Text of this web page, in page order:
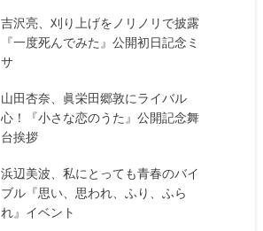
吉沢亮、刈り上げをノリノリで披露
『一度死んでみた』公開初日記念ミ
サ
山田杏奈、眞栄田郷敦にライバル
心！『小さな恋のうた』公開記念舞
台挨拶
浜辺美波、私にとっても青春のバイ
ブル『思い、思われ、ふり、ふら
れ』イベント